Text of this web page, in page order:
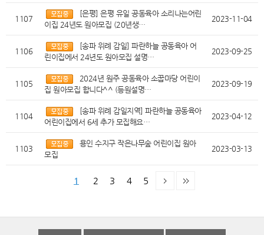
1107
[은평] 은평 유일 공동육아 소리나는어린
이집 24년도 원아모집 (20년생…
2023-11-04
1106
[송파 위례 감일] 파란하늘 공동육아 어
린이집에서 24년도 원아모집 설명…
2023-09-25
1105
2024년 원주 공동육아 소꿉마당 어린이
집 원아모집 합니다^^ (등원설명…
2023-09-19
1104
[송파 위례 감일지역] 파란하늘 공동육아
어린이집에서 6세 추가 모집해요…
2023-04-12
1103
용인 수지구 작은나무숲 어린이집 원아
모집
2023-03-13
1 2 3 4 5